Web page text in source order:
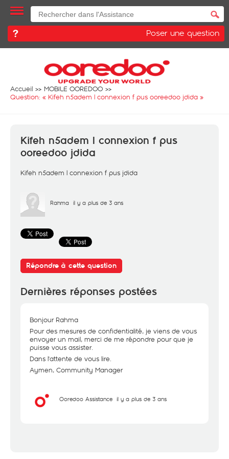
Poser une question
Accueil
MOBILE OOREDOO
Question: « Kifeh n5adem l connexion f pus ooreedoo jdida »
Kifeh n5adem l connexion f pus
ooreedoo jdida
Kifeh n5adem l connexion f pus jdida
Rahma il y a plus de 3 ans
Répondre à cette question
Dernières réponses postées
Bonjour Rahma
Pour des mesures de confidentialité, je viens de vous
envoyer un mail, merci de me répondre pour que je
puisse vous assister.
Dans l'attente de vous lire.
Aymen, Community Manager
Ooredoo Assistance il y a plus de 3 ans